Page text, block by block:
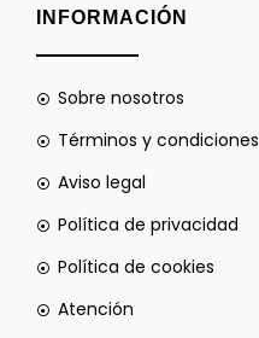
INFORMACIÓN
Sobre nosotros
Términos y condiciones
Aviso legal
Política de privacidad
Política de cookies
Atención